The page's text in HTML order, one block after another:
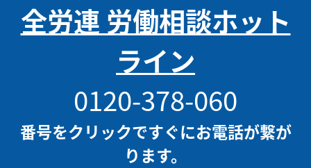
全労連 労働相談ホット
ライン
0120-378-060
番号をクリックですぐにお電話が繋が
ります。